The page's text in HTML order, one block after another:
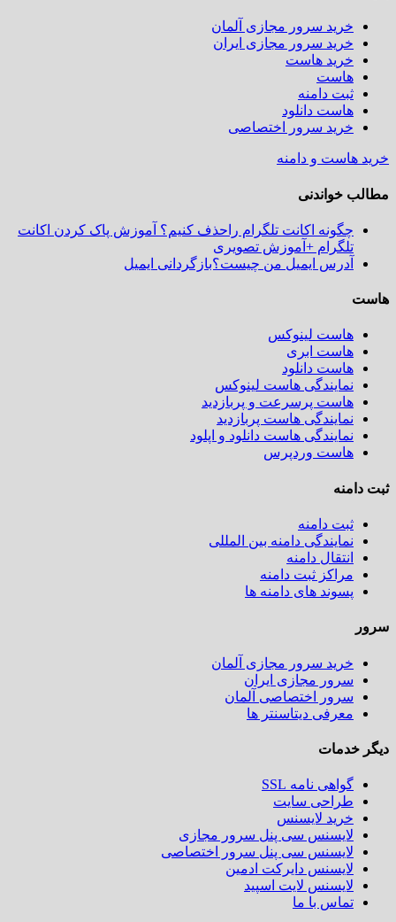
خرید سرور مجازی آلمان
خرید سرور مجازی ایران
خرید هاست
هاست
ثبت دامنه
هاست دانلود
خرید سرور اختصاصی
خرید هاست و دامنه
مطالب خواندنی
چگونه اکانت تلگرام راحذف کنیم؟ آموزش پاک کردن اکانت
تلگرام +آموزش تصویری
آدرس ایمیل من چیست؟بازگردانی ایمیل
هاست
هاست لینوکس
هاست ابری
هاست دانلود
نمایندگی هاست لینوکس
هاست پرسرعت و پربازدید
نمایندگی هاست پربازدید
نمایندگی هاست دانلود و اپلود
هاست وردپرس
ثبت دامنه
ثبت دامنه
نمایندگی دامنه بین المللی
انتقال دامنه
مراکز ثبت دامنه
پسوند های دامنه ها
سرور
خرید سرور مجازی آلمان
سرور مجازی ایران
سرور اختصاصی آلمان
معرفی دیتاسنتر ها
دیگر خدمات
گواهی نامه SSL
طراحی سایت
خرید لایسنس
لایسنس سی پنل سرور مجازی
لایسنس سی پنل سرور اختصاصی
لایسنس دایرکت ادمین
لایسنس لایت اسپید
تماس با ما